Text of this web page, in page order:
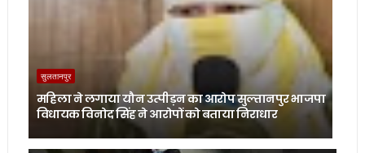
सुलतानपुर
महिला ने लगाया यौन उत्पीड़न का आरोप सुल्तानपुर भाजपा
विधायक विनोद सिंह ने आरोपों को बताया निराधार